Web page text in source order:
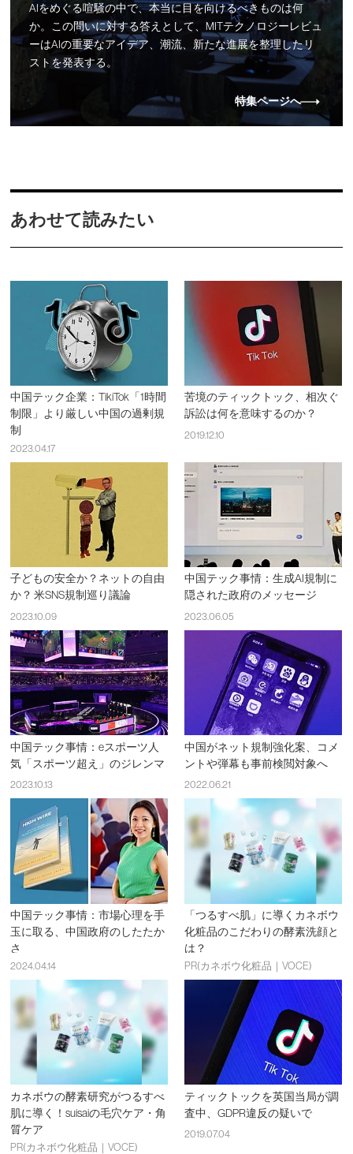
AIをめぐる喧騒の中で、本当に目を向けるべきものは何
か。この問いに対する答えとして、MITテクノロジーレビュ
ーはAIの重要なアイデア、潮流、新たな進展を整理したリ
ストを発表する。
特集ページへ
あわせて読みたい
中国テック企業：TikiTok「1時間
制限」より厳しい中国の過剰規
制
2023.04.17
苦境のティックトック、相次ぐ
訴訟は何を意味するのか？
2019.12.10
子どもの安全か？ネットの自由
か？ 米SNS規制巡り議論
2023.10.09
中国テック事情：生成AI規制に
隠された政府のメッセージ
2023.06.05
中国テック事情：eスポーツ人
気「スポーツ超え」のジレンマ
2023.10.13
中国がネット規制強化案、コメ
ントや弾幕も事前検閲対象へ
2022.06.21
中国テック事情：市場心理を手
玉に取る、中国政府のしたたか
さ
2024.04.14
「つるすべ肌」に導くカネボウ
化粧品のこだわりの酵素洗顔と
は？
PR(カネボウ化粧品｜VOCE)
カネボウの酵素研究がつるすべ
肌に導く！suisaiの毛穴ケア・角
質ケア
PR(カネボウ化粧品｜VOCE)
ティックトックを英国当局が調
査中、GDPR違反の疑いで
2019.07.04